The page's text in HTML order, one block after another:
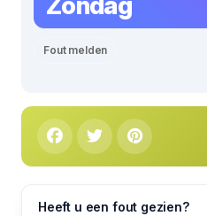
Fout melden
Heeft u een fout gezien?